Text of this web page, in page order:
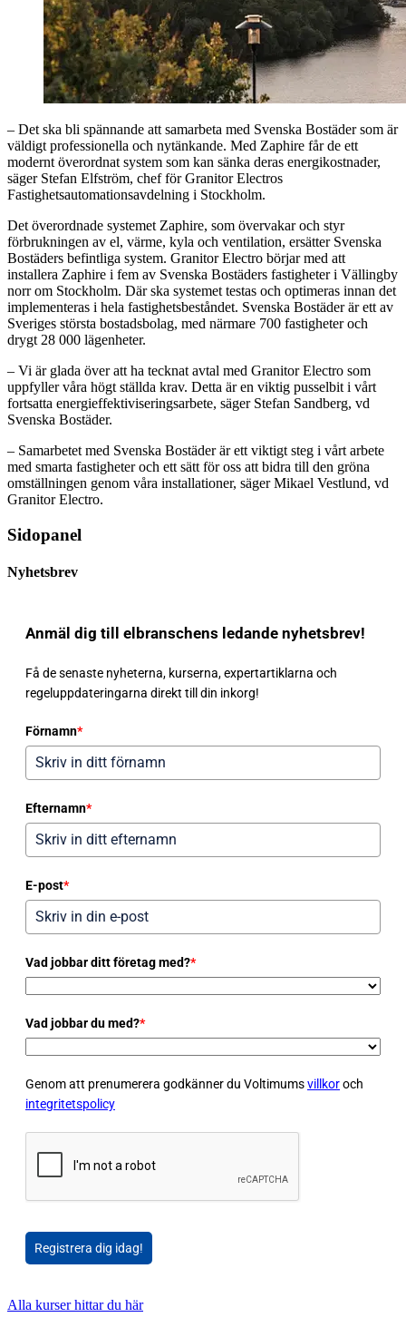
– Det ska bli spännande att samarbeta med Svenska Bostäder som är
väldigt professionella och nytänkande. Med Zaphire får de ett
modernt överordnat system som kan sänka deras energikostnader,
säger Stefan Elfström, chef för Granitor Electros
Fastighetsautomationsavdelning i Stockholm.
Det överordnade systemet Zaphire, som övervakar och styr
förbrukningen av el, värme, kyla och ventilation, ersätter Svenska
Bostäders befintliga system. Granitor Electro börjar med att
installera Zaphire i fem av Svenska Bostäders fastigheter i Vällingby
norr om Stockholm. Där ska systemet testas och optimeras innan det
implementeras i hela fastighetsbeståndet. Svenska Bostäder är ett av
Sveriges största bostadsbolag, med närmare 700 fastigheter och
drygt 28 000 lägenheter.
– Vi är glada över att ha tecknat avtal med Granitor Electro som
uppfyller våra högt ställda krav. Detta är en viktig pusselbit i vårt
fortsatta energieffektiviseringsarbete, säger Stefan Sandberg, vd
Svenska Bostäder.
– Samarbetet med Svenska Bostäder är ett viktigt steg i vårt arbete
med smarta fastigheter och ett sätt för oss att bidra till den gröna
omställningen genom våra installationer, säger Mikael Vestlund, vd
Granitor Electro.
Sidopanel
Nyhetsbrev
Anmäl dig till elbranschens ledande nyhetsbrev!
Få de senaste nyheterna, kurserna, expertartiklarna och
regeluppdateringarna direkt till din inkorg!
Förnamn*
Efternamn*
E-post*
Vad jobbar ditt företag med?*
Vad jobbar du med?*
Genom att prenumerera godkänner du Voltimumsvillkoroch
integritetspolicy
Registrera dig idag!
Alla kurser hittar du här